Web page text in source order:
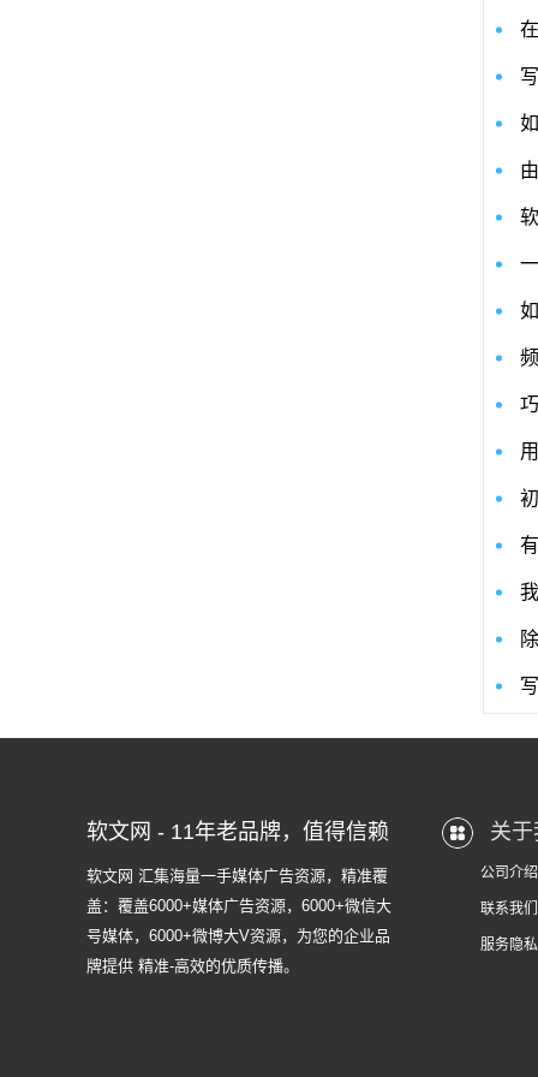
软文网 - 11年老品牌，值得信赖
软文网 汇集海量一手媒体广告资源，精准覆
盖：覆盖6000+媒体广告资源，6000+微信大
号媒体，6000+微博大V资源，为您的企业品
牌提供 精准-高效的优质传播。
关
公司介绍
联系我们
服务隐私